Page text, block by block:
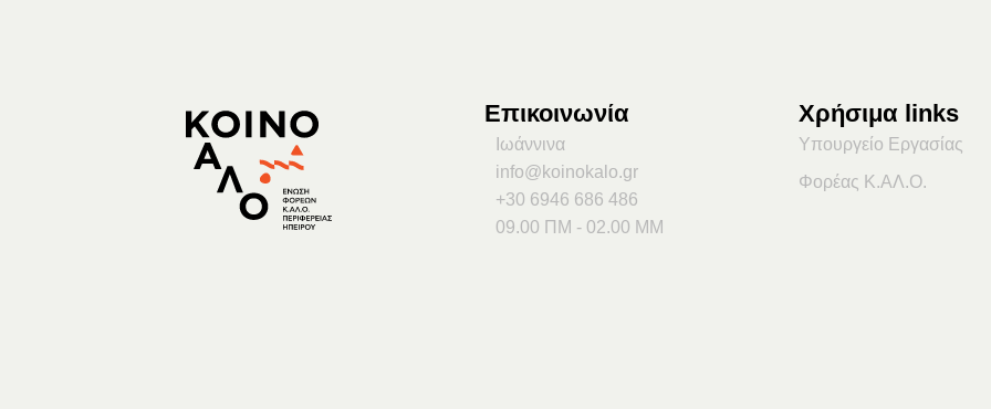
Επικοινωνία
Ιωάννινα
info@koinokalo.gr
+30 6946 686 486
09.00 ΠΜ - 02.00 ΜΜ
Χρήσιμα links
Υπουργείο Εργασίας
Φορέας Κ.ΑΛ.Ο.